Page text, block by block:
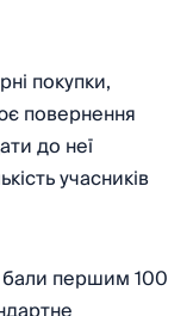
покупки,
повернення
до неї
учасників
бали першим 100